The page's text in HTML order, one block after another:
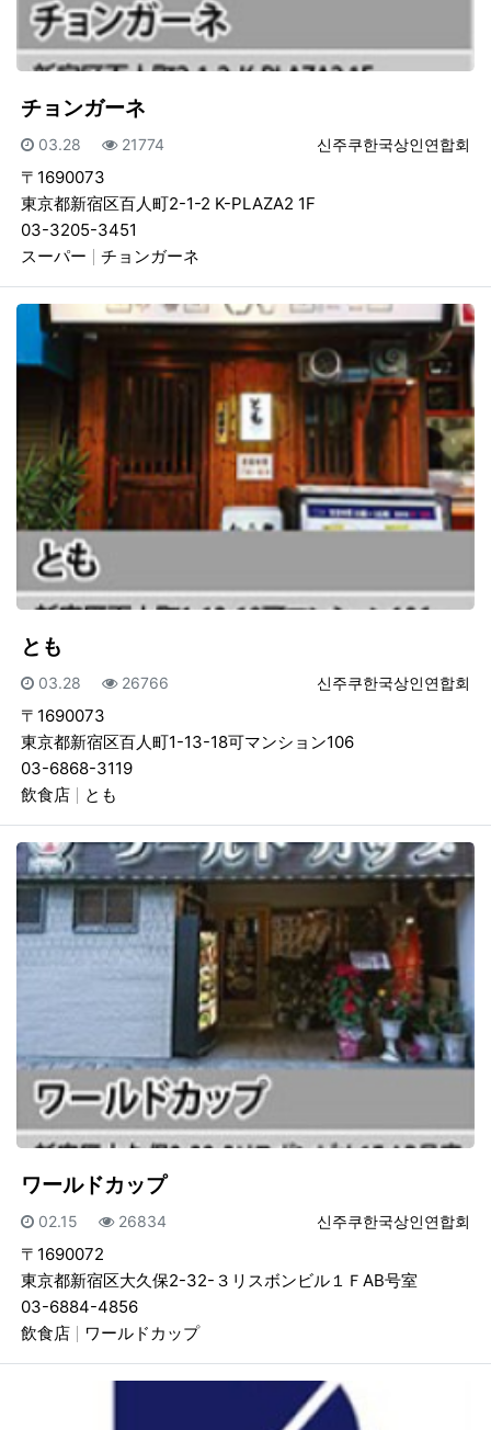
チョンガーネ
등록자
신주쿠한국상인연합회
등록일
03.28 조회
21774
〒1690073
東京都新宿区百人町2-1-2 K-PLAZA2 1F
03-3205-3451
スーパー
チョンガーネ
とも
등록자
신주쿠한국상인연합회
등록일
03.28 조회
26766
〒1690073
東京都新宿区百人町1-13-18可マンション106
03-6868-3119
飲食店
とも
ワールドカップ
등록자
신주쿠한국상인연합회
등록일
02.15 조회
26834
〒1690072
東京都新宿区大久保2-32-３リスボンビル１ＦAB号室
03-6884-4856
飲食店
ワールドカップ